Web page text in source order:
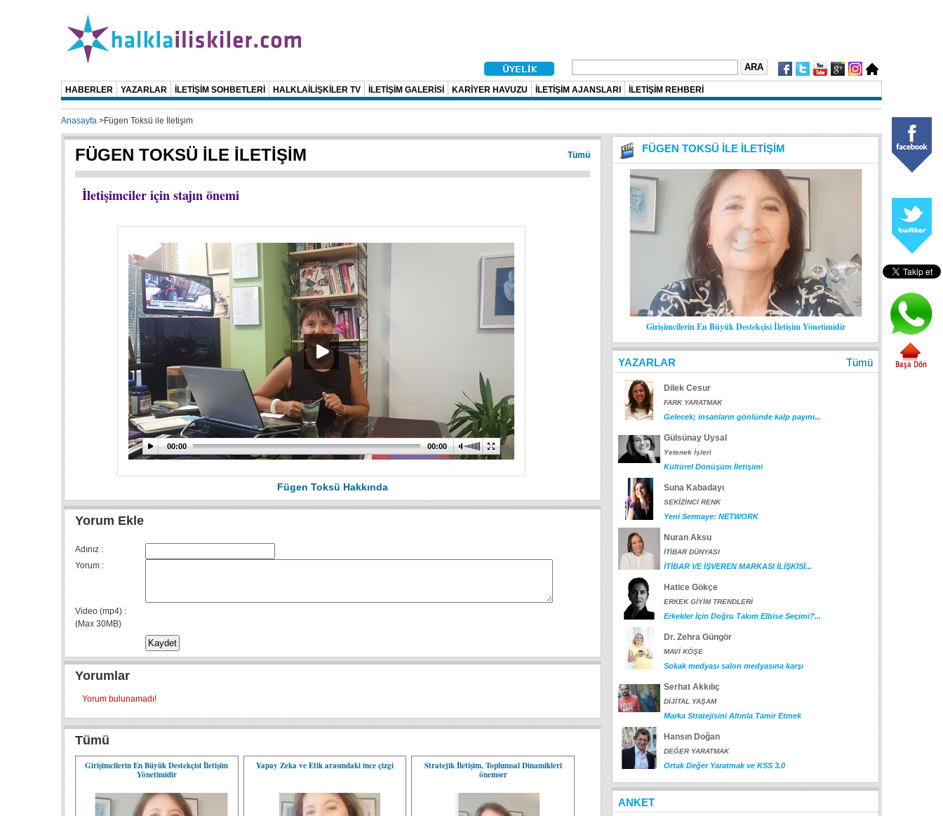
HABERLER YAZARLAR İLETİŞİM SOHBETLERİ HALKLAİLİŞKİLER TV İLETİŞİM GALERİSİ KARİYER HAVUZU İLETİŞİM AJANSLARI İLETİŞİM REHBERİ
Anasayfa >Fügen Toksü ile İletişim
Tümü
FÜGEN TOKSÜ İLE İLETİŞİM
İletişimciler için stajın önemi
00:00 00:00
Fügen Toksü Hakkında
Yorum Ekle
Adınız :
Yorum :
Video (mp4) :
(Max 30MB)
Yorumlar
Yorum bulunamadı!
Tümü
Girişimcilerin En Büyük Destekçisi İletişim
Yönetimidir
Yapay Zeka ve Etik arasındaki ince çizgi
Stratejik İletişim, Toplumsal Dinamikleri
önemser
FÜGEN TOKSÜ İLE İLETİŞİM
Girişimcilerin En Büyük Destekçisi İletişim Yönetimidir
YAZARLAR Tümü
Dilek Cesur
FARK YARATMAK
Gelecek; insanların gönlünde kalp payını...
Gülsünay Uysal
Yetenek İşleri
Kültürel Dönüşüm İletişimi
Suna Kabadayı
SEKİZİNCİ RENK
Yeni Sermaye: NETWORK
Nuran Aksu
İTİBAR DÜNYASI
İTİBAR VE İŞVEREN MARKASI İLİŞKİSİ...
Hatice Gökçe
ERKEK GİYİM TRENDLERİ
Erkekler İçin Doğru Takım Elbise Seçimi?...
Dr. Zehra Güngör
MAVİ KÖŞE
Sokak medyası salon medyasına karşı
Serhat Akkılıç
DİJİTAL YAŞAM
Marka Stratejisini Altınla Tamir Etmek
Hansın Doğan
DEĞER YARATMAK
Ortak Değer Yaratmak ve KSS 3.0
ANKET